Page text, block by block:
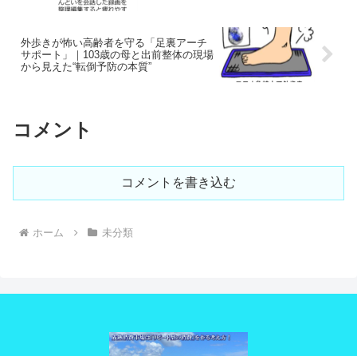
外歩きが怖い高齢者を守る「足裏アーチ
サポート」｜103歳の母と出前整体の現場
から見えた“転倒予防の本質”
コメント
コメントを書き込む
ホーム 未分類